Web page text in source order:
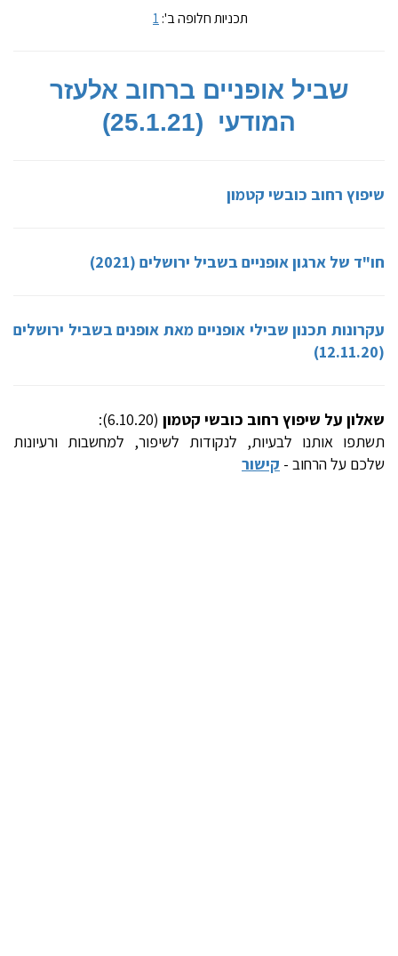
תכניות חלופה ב':1
שביל אופניים ברחוב אלעזר
המודעי
(25.1.21)
שיפוץ רחוב כובשי קטמון
חו"ד של ארגון אופניים בשביל ירושלים (2021)
עקרונות תכנון שבילי אופניים מאת אופנים בשביל ירושלים
(12.11.20)
שאלון על שיפוץ רחוב כובשי קטמון (6.10.20):
תשתפו אותנו לבעיות, לנקודות לשיפור, למחשבות ורעיונות
שלכם על הרחוב - קישור